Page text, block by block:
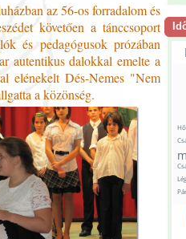
az 56-os forradalom és
követően a tánccsoport
és pedagógusok prózában
autentikus dalokkal emelte a
elénekelt Dés-Nemes "Nem
a közönség.